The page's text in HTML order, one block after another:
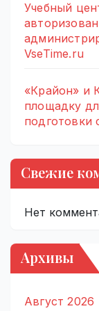
Учебный
VseTime.ru
«Крайон» и
площадку
подготовки
Свежие
Нет
Архивы
Август 2026